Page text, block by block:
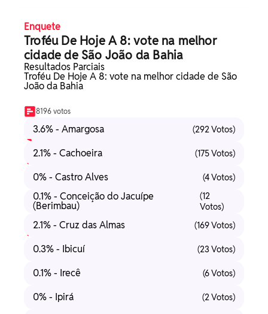
Enquete
Troféu De Hoje A 8: vote na melhor
cidade de São João da Bahia
Resultados Parciais
Troféu De Hoje A 8: vote na melhor cidade de São
João da Bahia
8196 votos
3.6% - Amargosa (292 Votos)
2.1% - Cachoeira (175 Votos)
0% - Castro Alves (4 Votos)
0.1% - Conceição do Jacuípe
(Berimbau)
(12
Votos)
2.1% - Cruz das Almas (169 Votos)
0.3% - Ibicuí (23 Votos)
0.1% - Irecê (6 Votos)
0% - Ipirá (2 Votos)